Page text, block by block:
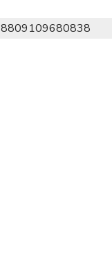
8809109680838